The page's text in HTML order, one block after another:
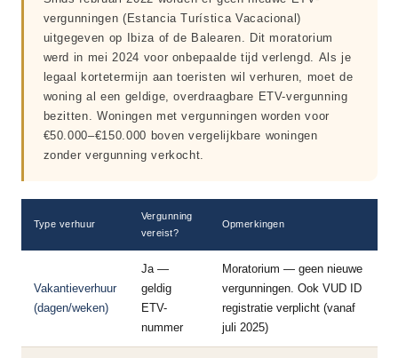
vergunningen (Estancia Turística Vacacional)
uitgegeven op Ibiza of de Balearen. Dit moratorium
werd in mei 2024 voor onbepaalde tijd verlengd. Als je
legaal kortetermijn aan toeristen wil verhuren, moet de
woning al een geldige, overdraagbare ETV-vergunning
bezitten. Woningen met vergunningen worden voor
€50.000–€150.000 boven vergelijkbare woningen
zonder vergunning verkocht.
Type verhuur
Vergunning
vereist?
Opmerkingen
Vakantieverhuur
(dagen/weken)
Ja —
geldig
ETV-
nummer
Moratorium — geen nieuwe
vergunningen. Ook VUD ID
registratie verplicht (vanaf
juli 2025)